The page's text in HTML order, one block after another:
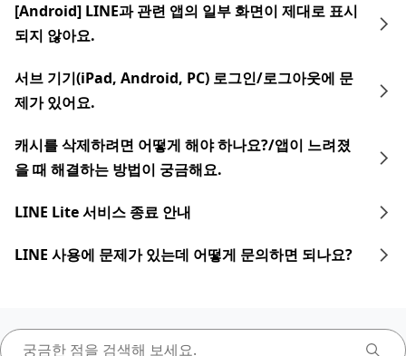
[Android] LINE과 관련 앱의 일부 화면이 제대로 표시
되지 않아요.
서브 기기(iPad, Android, PC) 로그인/로그아웃에 문
제가 있어요.
캐시를 삭제하려면 어떻게 해야 하나요?/앱이 느려졌
을 때 해결하는 방법이 궁금해요.
LINE Lite 서비스 종료 안내
LINE 사용에 문제가 있는데 어떻게 문의하면 되나요?